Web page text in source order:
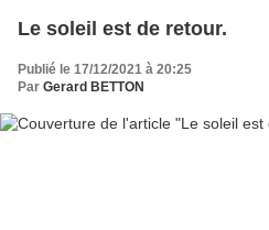
Le soleil est de retour.
Publié le 17/12/2021 à 20:25
Par Gerard BETTON